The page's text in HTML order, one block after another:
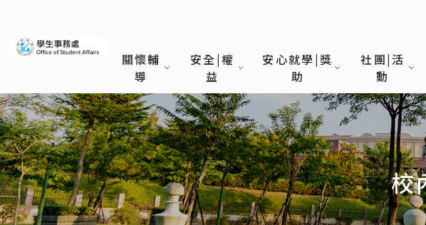
關懷輔
導
安全|權
益
安心就學|獎
助
社團|活
動
校